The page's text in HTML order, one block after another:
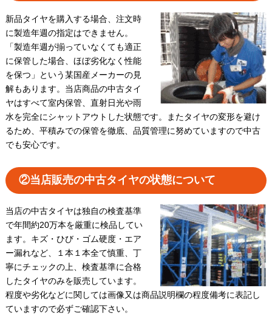
新品タイヤを購入する場合、注文時
に製造年週の指定はできません。
「製造年週が揃っていなくても適正
に保管した場合、ほぼ劣化なく性能
を保つ」という某国産メーカーの見
解もあります。当店商品の中古タイ
ヤはすべて室内保管、直射日光や雨
水を完全にシャットアウトした状態です。またタイヤの変形を避け
るため、平積みでの保管を徹底、品質管理に努めていますので中古
でも安心です。
②当店販売の中古タイヤの状態について
当店の中古タイヤは独自の検査基準
で年間約20万本を厳重に検品してい
ます。キズ・ひび・ゴム硬度・エア
ー漏れなど、１本１本全て慎重、丁
寧にチェックの上、検査基準に合格
したタイヤのみを販売しています。
程度や劣化などに関しては画像又は商品説明欄の程度備考に表記し
ていますので必ずご確認下さい。